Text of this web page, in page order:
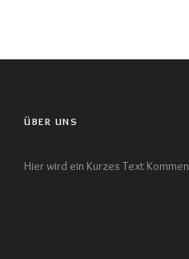
ÜBER UNS
Hier wird ein Kurzes Text Kommen